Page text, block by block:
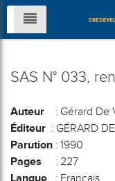
SAS N° 033,
Auteur : Gérard De
Éditeur : GÉRARD
Parution : 1990
Pages : 227
Langue : Français